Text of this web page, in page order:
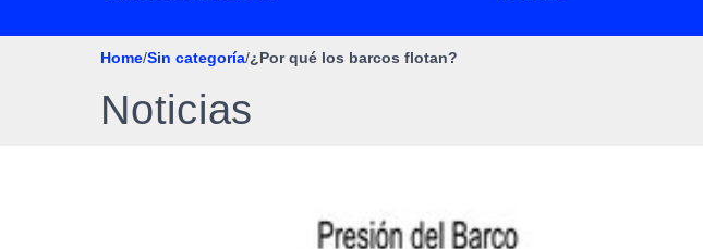
Home/Sin categoría/¿Por qué los barcos flotan?
Noticias